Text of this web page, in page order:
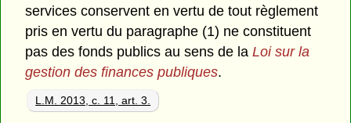
services conservent en vertu de tout règlement
pris en vertu du paragraphe (1) ne constituent
pas des fonds publics au sens de laLoi sur la
gestion des finances publiques.
L.M. 2013, c. 11, art. 3.